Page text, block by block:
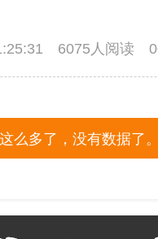
6075人阅读
么多了，没有数据了。